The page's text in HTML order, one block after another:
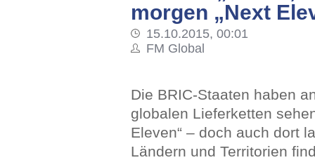
morgen „Next
15.10.2015, 00:01
FM Global
Die BRIC-Staaten haben
globalen Lieferketten
Eleven“ – doch auch dort
Ländern und Territorien